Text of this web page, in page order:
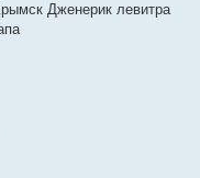
Дженерик левитра